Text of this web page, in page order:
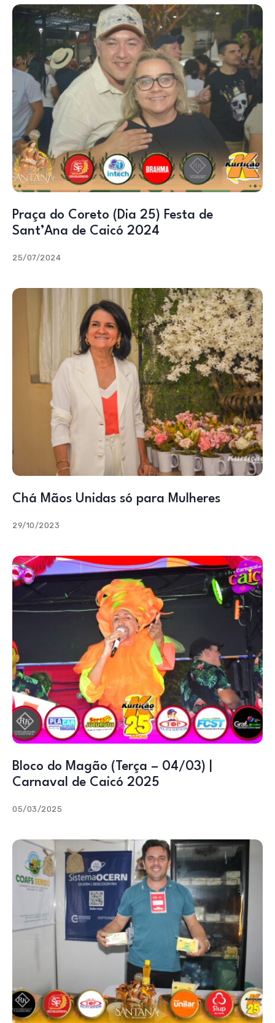
Praça do Coreto (Dia 25) Festa de
Sant’Ana de Caicó 2024
25/07/2024
Chá Mãos Unidas só para Mulheres
29/10/2023
Bloco do Magão (Terça – 04/03) |
Carnaval de Caicó 2025
05/03/2025